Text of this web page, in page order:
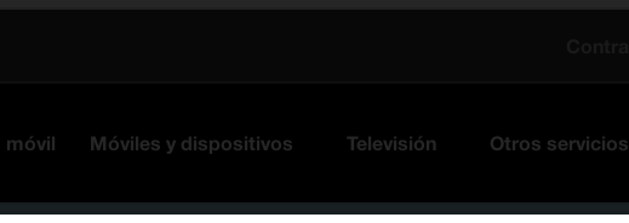
móvil Móviles y dispositivos Televisión Otros servicios